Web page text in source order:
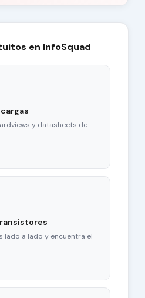
en InfoSquad
y datasheets de
lado a lado y encuentra el